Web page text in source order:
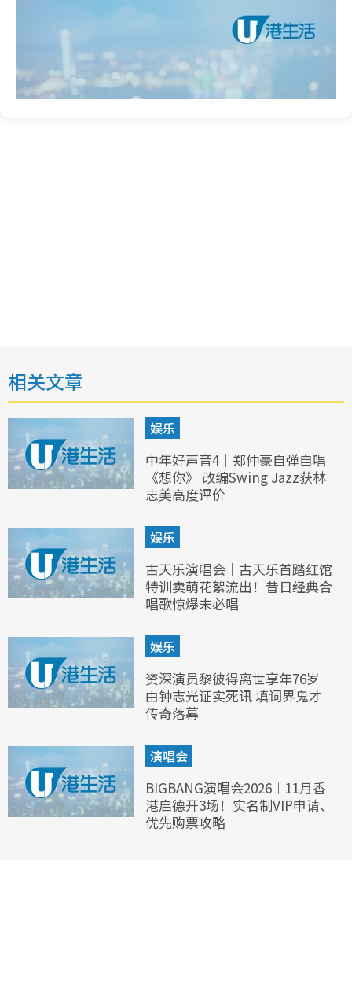
相关文章
娱乐
中年好声音4｜郑仲豪自弹自唱
《想你》 改编Swing Jazz获林
志美高度评价
娱乐
古天乐演唱会｜古天乐首踏红馆
特训卖萌花絮流出！昔日经典合
唱歌惊爆未必唱
娱乐
资深演员黎彼得离世享年76岁
由钟志光证实死讯 填词界鬼才
传奇落幕
演唱会
BIGBANG演唱会2026︱11月香
港启德开3场！实名制VIP申请、
优先购票攻略